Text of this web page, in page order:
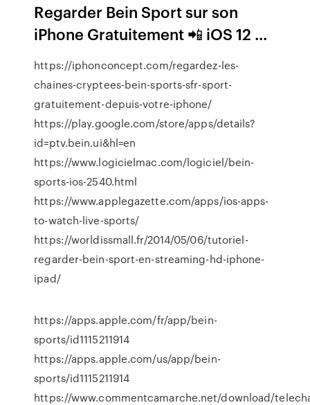
Regarder Bein Sport sur son
iPhone Gratuitement 📲 iOS 12 ...
https://iphonconcept.com/regardez-les-
chaines-cryptees-bein-sports-sfr-sport-
gratuitement-depuis-votre-iphone/
https://play.google.com/store/apps/details?
id=ptv.bein.ui&hl=en
https://www.logicielmac.com/logiciel/bein-
sports-ios-2540.html
https://www.applegazette.com/apps/ios-apps-
to-watch-live-sports/
https://worldissmall.fr/2014/05/06/tutoriel-
regarder-bein-sport-en-streaming-hd-iphone-
ipad/
https://apps.apple.com/fr/app/bein-
sports/id1115211914
https://apps.apple.com/us/app/bein-
sports/id1115211914
https://www.commentcamarche.net/download/